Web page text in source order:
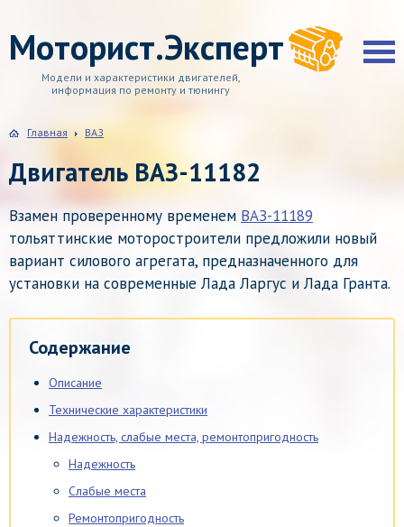
Моторист.Эксперт
Модели и характеристики двигателей,
информация по ремонту и тюнингу
Главная ВАЗ
Двигатель ВАЗ-11182
Взамен проверенному временем ВАЗ-11189
тольяттинские моторостроители предложили новый
вариант силового агрегата, предназначенного для
установки на современные Лада Ларгус и Лада Гранта.
Содержание
Описание
Технические характеристики
Надежность, слабые места, ремонтопригодность
Надежность
Слабые места
Ремонтопригодность